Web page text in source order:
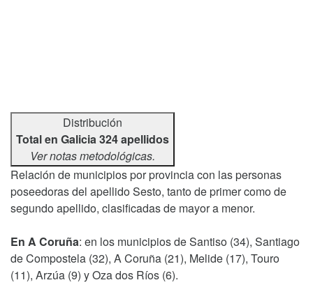
Distribución
Total en Galicia 324 apellidos
Ver notas metodológicas.
Relación de municipios por provincia con las personas
poseedoras del apellido Sesto, tanto de primer como de
segundo apellido, clasificadas de mayor a menor.
En A Coruña: en los municipios de Santiso (34), Santiago
de Compostela (32), A Coruña (21), Melide (17), Touro
(11), Arzúa (9) y Oza dos Ríos (6).